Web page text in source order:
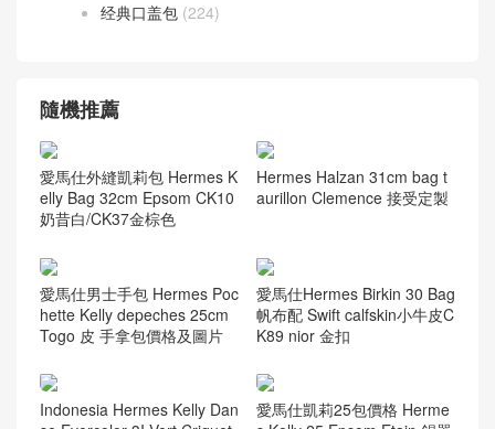
经典口盖包 (224)
隨機推薦
愛馬仕外縫凱莉包 Hermes K
elly Bag 32cm Epsom CK10
奶昔白/CK37金棕色
Hermes Halzan 31cm bag t
aurillon Clemence 接受定製
愛馬仕男士手包 Hermes Poc
hette Kelly depeches 25cm
Togo 皮 手拿包價格及圖片
愛馬仕Hermes Birkin 30 Bag
帆布配 Swift calfskin小牛皮C
K89 nior 金扣
Indonesia Hermes Kelly Dan
愛馬仕凱莉25包價格 Herme